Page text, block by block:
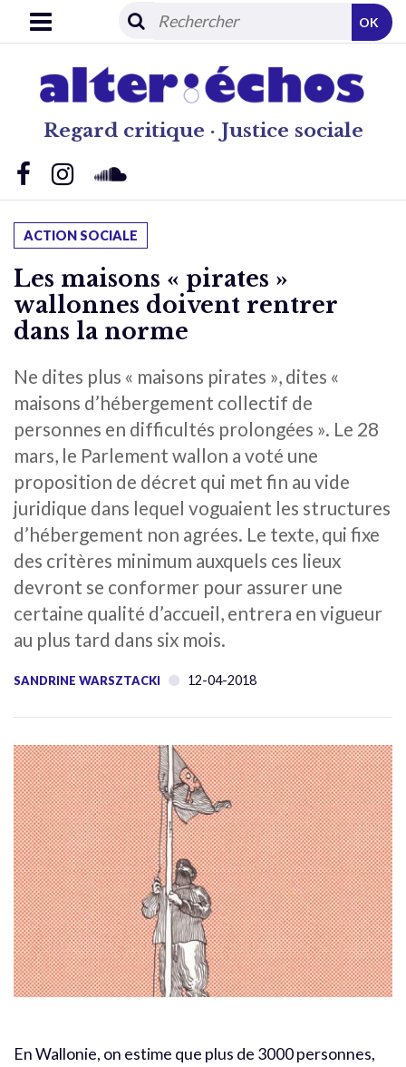
Regard critique · Justice sociale
OK
ACTION SOCIALE
Les maisons « pirates »
wallonnes doivent rentrer
dans la norme
Ne dites plus « maisons pirates », dites «
maisons d’hébergement collectif de
personnes en difficultés prolongées ». Le 28
mars, le Parlement wallon a voté une
proposition de décret qui met fin au vide
juridique dans lequel voguaient les structures
d’hébergement non agrées. Le texte, qui fixe
des critères minimum auxquels ces lieux
devront se conformer pour assurer une
certaine qualité d’accueil, entrera en vigueur
au plus tard dans six mois.
SANDRINE WARSZTACKI 12-04-2018
En Wallonie, on estime que plus de 3000 personnes,